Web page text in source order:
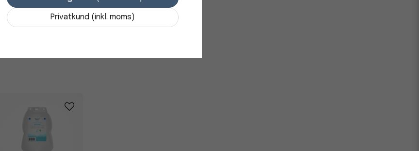
531,25 kr
- +
Originalnummer: 3809
Privatkund (inkl. moms)